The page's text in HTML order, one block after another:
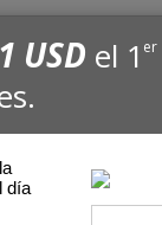
USD el 1er
día